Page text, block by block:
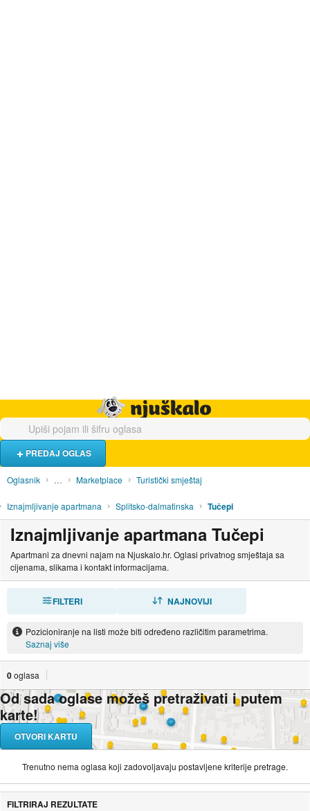
PREDAJ OGLAS
Oglasnik … Marketplace Turistički smještaj
Iznajmljivanje apartmana Splitsko-dalmatinska Tučepi
Iznajmljivanje apartmana Tučepi
Apartmani za dnevni najam na Njuskalo.hr. Oglasi privatnog smještaja sa
cijenama, slikama i kontakt informacijama.
FILTERI NAJNOVIJI
Pozicioniranje na listi može biti određeno različitim parametrima.
Saznaj više
0oglasa
Od sada oglase možeš pretraživati i putem
karte!
OTVORI KARTU
Trenutno nema oglasa koji zadovoljavaju postavljene kriterije pretrage.
FILTRIRAJ REZULTATE